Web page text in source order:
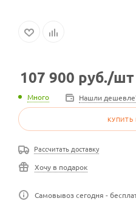
107 900 руб./шт
Много Нашли
КУПИТЬ
Рассчитать доставку
Хочу в подарок
Самовывоз сегодня -